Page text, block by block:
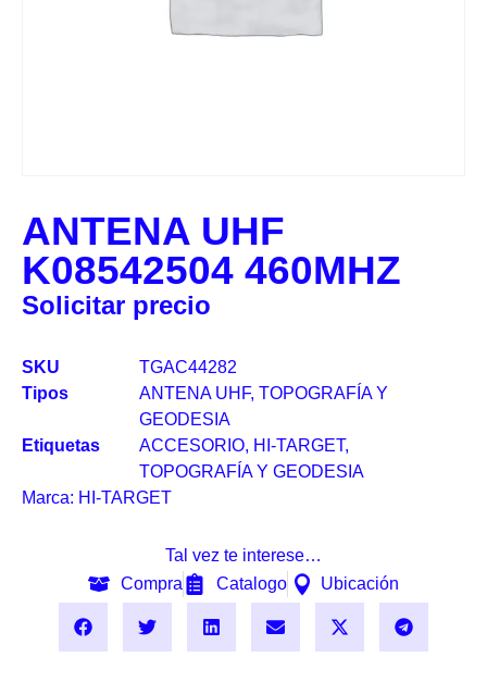
ANTENA UHF
K08542504 460MHZ
Solicitar precio
SKU
TGAC44282
Tipos
ANTENA UHF, TOPOGRAFÍA Y
GEODESIA
Etiquetas
ACCESORIO, HI-TARGET,
TOPOGRAFÍA Y GEODESIA
Marca: HI-TARGET
Tal vez te interese…
Compra
Catalogo Ubicación